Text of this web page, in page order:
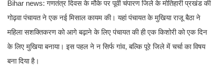
Bihar news: गणतंत्र दिवस के मौके पर पूर्वी चंपारण जिले के मोतिहारी प्रखंड की
गोढ़वा पंचायत ने एक नई मिसाल कायम की। यहां पंचायत के मुखिया राजू बैठा ने
महिला सशक्तिकरण को आगे बढ़ाने के लिए पंचायत की ही एक किशोरी को एक दिन
के लिए मुखिया बनाया। इस पहल ने न सिर्फ गांव, बल्कि पूरे जिले में चर्चा का विषय
बना दिया है।